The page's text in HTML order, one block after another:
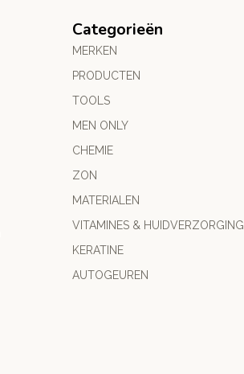
Categorieën
MERKEN
PRODUCTEN
TOOLS
MEN ONLY
CHEMIE
ZON
MATERIALEN
VITAMINES & HUIDVERZORGING
KERATINE
AUTOGEUREN